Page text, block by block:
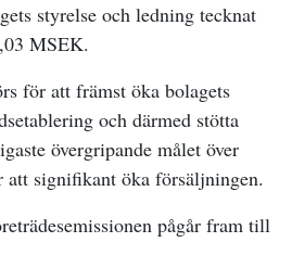
styrelse och ledning tecknat
MSEK.
för att främst öka bolagets
och därmed stötta
övergripande målet över
att signifikant öka försäljningen.
pågår fram till